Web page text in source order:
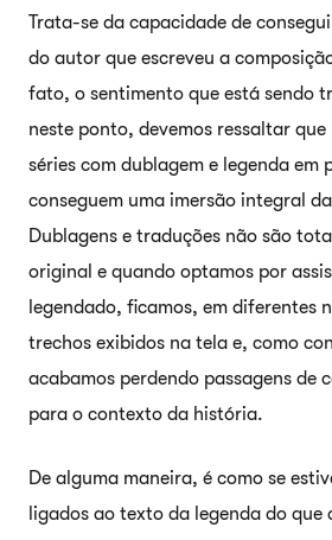
Trata-se da capacidade de
do autor que escreveu a
fato, o sentimento que está sendo
neste ponto, devemos ressaltar que
séries com dublagem e legenda em
conseguem uma imersão integral
Dublagens e traduções não são
original e quando optamos por
legendado, ficamos, em diferentes
trechos exibidos na tela e, como
acabamos perdendo passagens de
para o contexto da história.
De alguma maneira, é como se
ligados ao texto da legenda do que